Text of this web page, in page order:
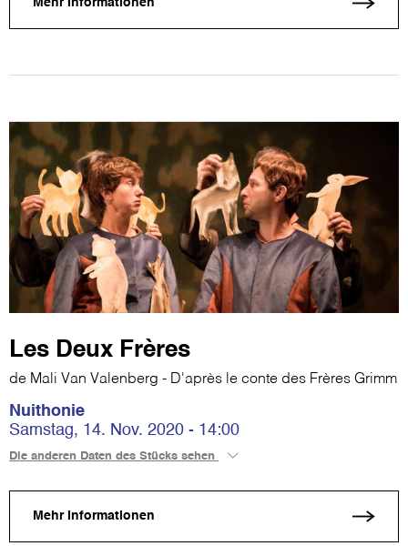
Mehr Informationen
Les Deux Frères
de Mali Van Valenberg - D'après le conte des Frères Grimm
Nuithonie
Samstag, 14. Nov. 2020 - 14:00
Die anderen Daten des Stücks sehen
Mehr Informationen